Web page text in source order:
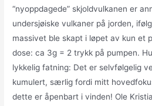
“nyoppdagede” skjoldvulkanen er
undersjøiske vulkaner på jorden,
massivet ble skapt i løpet av kun et
dose: ca 3g = 2 trykk på pumpen.
lykkelig fatning: Det er selvfølgelig
kumulert, særlig fordi mitt
dette er åpenbart i vinden! Ole